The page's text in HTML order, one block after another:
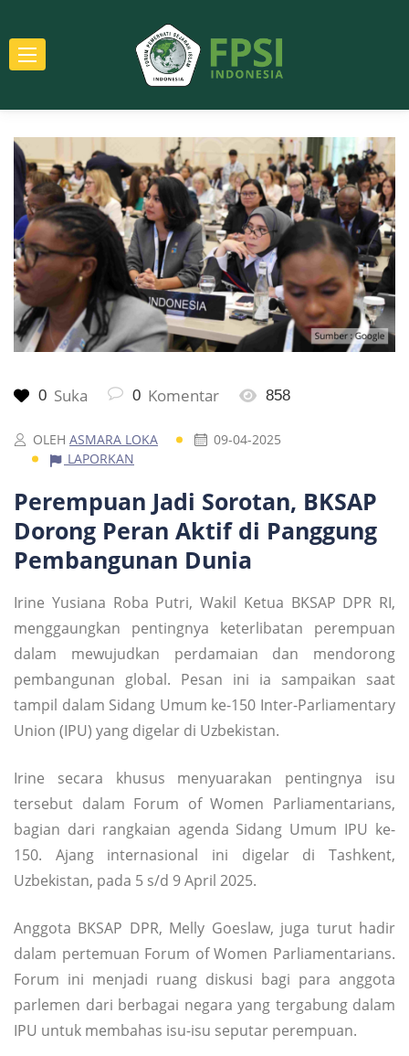
0 Suka 0 Komentar 858
OLEH ASMARA LOKA
09-04-2025
LAPORKAN
Perempuan Jadi Sorotan, BKSAP
Dorong Peran Aktif di Panggung
Pembangunan Dunia
Irine Yusiana Roba Putri, Wakil Ketua BKSAP DPR RI,
menggaungkan pentingnya keterlibatan perempuan
dalam mewujudkan perdamaian dan mendorong
pembangunan global. Pesan ini ia sampaikan saat
tampil dalam Sidang Umum ke-150 Inter-Parliamentary
Union (IPU) yang digelar di Uzbekistan.
Irine secara khusus menyuarakan pentingnya isu
tersebut dalam Forum of Women Parliamentarians,
bagian dari rangkaian agenda Sidang Umum IPU ke-
150. Ajang internasional ini digelar di Tashkent,
Uzbekistan, pada 5 s/d 9 April 2025.
Anggota BKSAP DPR, Melly Goeslaw, juga turut hadir
dalam pertemuan Forum of Women Parliamentarians.
Forum ini menjadi ruang diskusi bagi para anggota
parlemen dari berbagai negara yang tergabung dalam
IPU untuk membahas isu-isu seputar perempuan.